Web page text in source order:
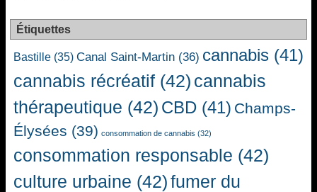
Étiquettes
Bastille (35) Canal Saint-Martin (36) cannabis (41)
cannabis récréatif (42) cannabis
thérapeutique (42) CBD (41) Champs-
Élysées (39) consommation de cannabis (32)
consommation responsable (42)
culture urbaine (42)fumer du